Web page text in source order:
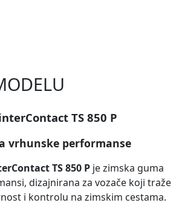
TS 850 P
vrhunske performanse
TS 850 P je zimska guma
dizajnirana za vozače koji traže
i kontrolu na zimskim cestama.